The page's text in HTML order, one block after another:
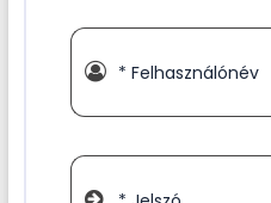
* Felhasználónév